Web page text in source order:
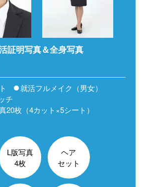
証明写真＆全身写真
就活フルメイク（男女）
チ
20枚（4カット×5シート）​
L版写真
4枚​
ヘア
セット